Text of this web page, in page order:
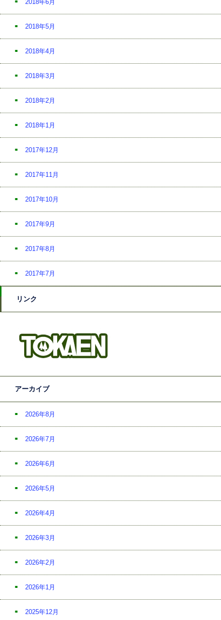
2018年6月
2018年5月
2018年4月
2018年3月
2018年2月
2018年1月
2017年12月
2017年11月
2017年10月
2017年9月
2017年8月
2017年7月
リンク
アーカイブ
2026年8月
2026年7月
2026年6月
2026年5月
2026年4月
2026年3月
2026年2月
2026年1月
2025年12月